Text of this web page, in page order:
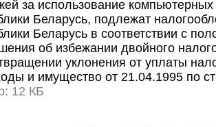
за использование
Беларусь, подлежат
Беларусь в соответствии с
об избежании двойного
уклонения от уплаты
и имущество от 21.04.1995 по
12 КБ